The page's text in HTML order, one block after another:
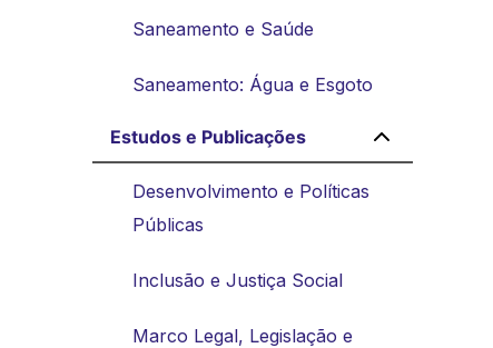
Saneamento e Saúde
Saneamento: Água e Esgoto
Estudos e Publicações
Desenvolvimento e Políticas
Públicas
Inclusão e Justiça Social
Marco Legal, Legislação e